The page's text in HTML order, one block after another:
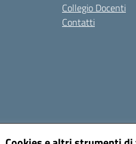
Collegio Docenti
Contatti